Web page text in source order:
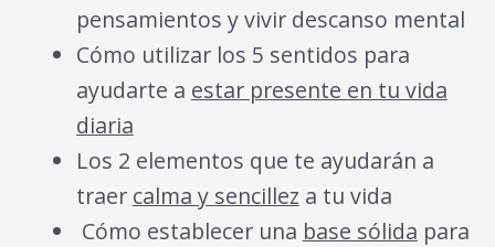
pensamientos y vivir descanso mental
Cómo utilizar los 5 sentidos para
ayudarte a estar presente en tu vida
diaria
Los 2 elementos que te ayudarán a
traer calma y sencillez a tu vida
Cómo establecer una base sólida para